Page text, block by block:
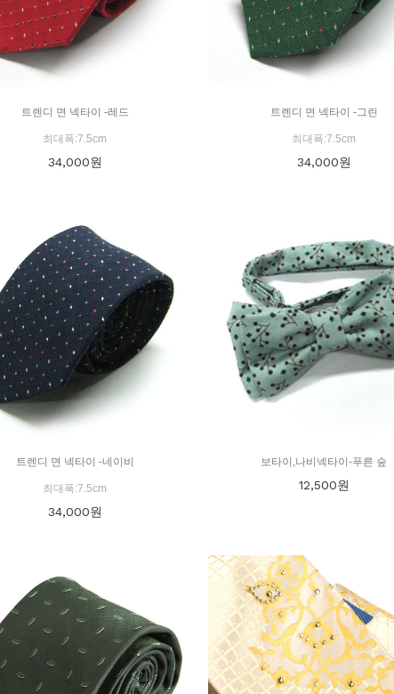
트렌디 면 넥타이 -레드
최대폭:7.5cm
34,000원
트렌디 면 넥타이 -그린
최대폭:7.5cm
34,000원
트렌디 면 넥타이 -네이비
최대폭:7.5cm
34,000원
보타이,나비넥타이-푸른 숲
12,500원